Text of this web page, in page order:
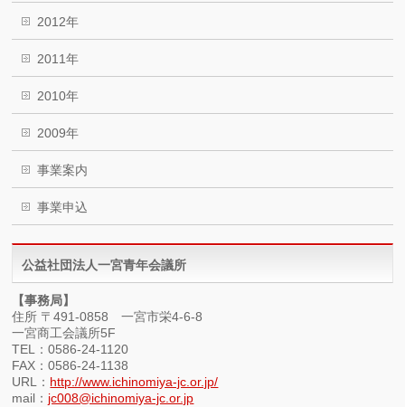
2012年
2011年
2010年
2009年
事業案内
事業申込
公益社団法人一宮青年会議所
【事務局】
住所 〒491-0858 一宮市栄4-6-8
一宮商工会議所5F
TEL：0586-24-1120
FAX：0586-24-1138
URL： http://www.ichinomiya-jc.or.jp/
mail： jc008@ichinomiya-jc.or.jp